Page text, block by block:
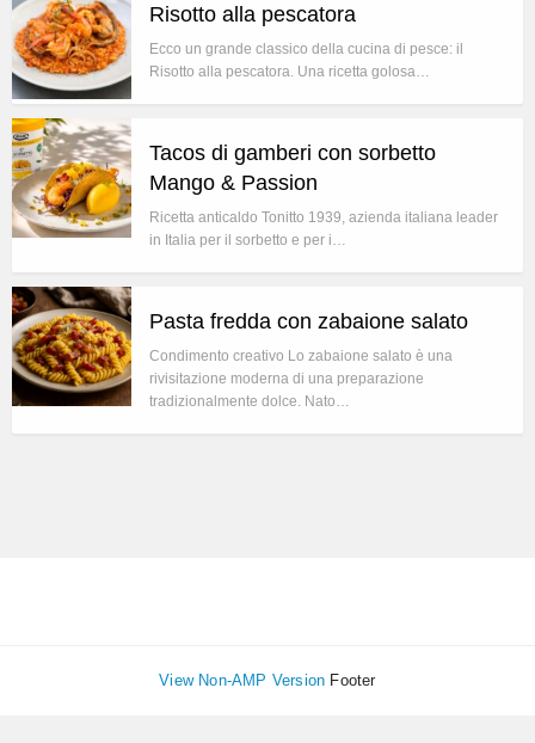
Risotto alla pescatora
Ecco un grande classico della cucina di pesce: il
Risotto alla pescatora. Una ricetta golosa…
Tacos di gamberi con sorbetto
Mango & Passion
Ricetta anticaldo Tonitto 1939, azienda italiana leader
in Italia per il sorbetto e per i…
Pasta fredda con zabaione salato
Condimento creativo Lo zabaione salato è una
rivisitazione moderna di una preparazione
tradizionalmente dolce. Nato…
View Non-AMP Version Footer